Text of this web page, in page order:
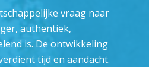
vraag naar
authentiek,
is. De ontwikkeling
tijd en aandacht.